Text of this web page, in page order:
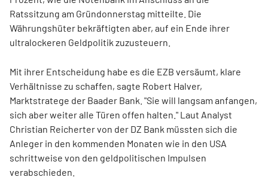
Ratssitzung am Gründonnerstag mitteilte. Die
Währungshüter bekräftigten aber, auf ein Ende ihrer
ultralockeren Geldpolitik zuzusteuern.
Mit ihrer Entscheidung habe es die EZB versäumt, klare
Verhältnisse zu schaffen, sagte Robert Halver,
Marktstratege der Baader Bank. "Sie will langsam anfangen,
sich aber weiter alle Türen offen halten." Laut Analyst
Christian Reicherter von der DZ Bank müssten sich die
Anleger in den kommenden Monaten wie in den USA
schrittweise von den geldpolitischen Impulsen
verabschieden.